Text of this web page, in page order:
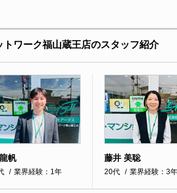
ワーク福山蔵王店のスタッフ紹介
帆
業界経験：1年
藤井 美聡
20代 業界経験：3年